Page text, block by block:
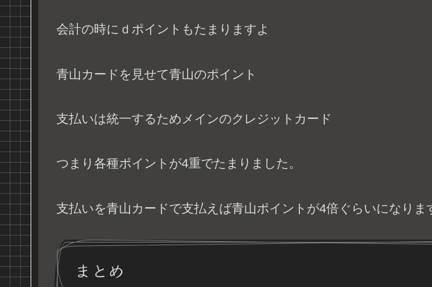
会計の時にｄポイントもたまりますよ
青山カードを見せて青山のポイント
支払いは統一するためメインのクレジットカード
つまり各種ポイントが4重でたまりました。
支払いを青山カードで支払えば青山ポイントが4倍ぐらいになりま
まとめ